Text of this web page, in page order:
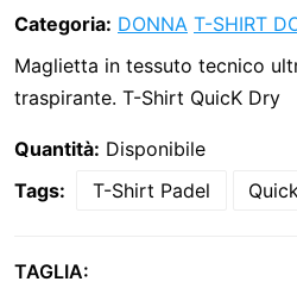
Categoria: DONNA T-SHIRT
Maglietta in tessuto tecnico
traspirante. T-Shirt QuicK Dry
Quantità: Disponibile
Tags:
T-Shirt Padel
TAGLIA: